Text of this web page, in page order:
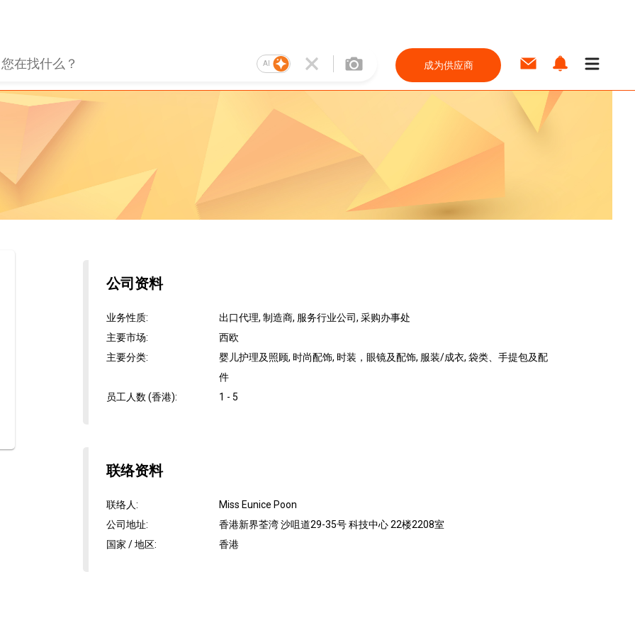
AI 成为供应商
公司资料
业务性质:
出口代理, 制造商, 服务行业公司, 采购办事处
主要市场:
西欧
主要分类:
婴儿护理及照顾, 时尚配饰, 时装，眼镜及配饰, 服装/成衣, 袋类、手提包及配
件
员工人数 (香港): 1 - 5
联络资料
联络人:
Miss Eunice Poon
公司地址:
香港新界荃湾 沙咀道29-35号 科技中心 22楼2208室
国家 / 地区: 香港